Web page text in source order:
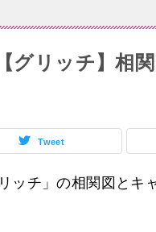
グリッチ】相
Tweet
ッチ」の相関図とキ